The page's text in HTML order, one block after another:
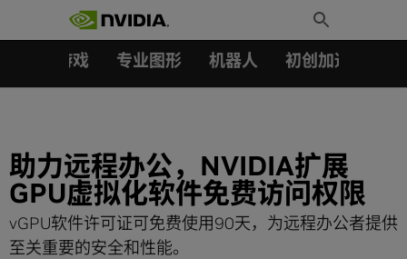
Toggle
Search
游戏 专业图形 机器人 初创加速会员成
助力远程办公，NVIDIA扩展
GPU虚拟化软件免费访问权限
vGPU软件许可证可免费使用90天，为远程办公者提供
至关重要的安全和性能。